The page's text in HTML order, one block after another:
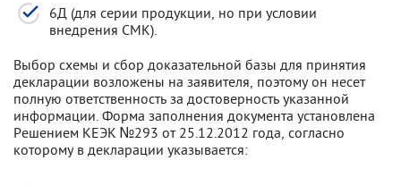
6Д (для серии продукции, но при условии
внедрения СМК).
Выбор схемы и сбор доказательной базы для принятия
декларации возложены на заявителя, поэтому он несет
полную ответственность за достоверность указанной
информации. Форма заполнения документа установлена
Решением КЕЭК №293 от 25.12.2012 года, согласно
которому в декларации указывается: